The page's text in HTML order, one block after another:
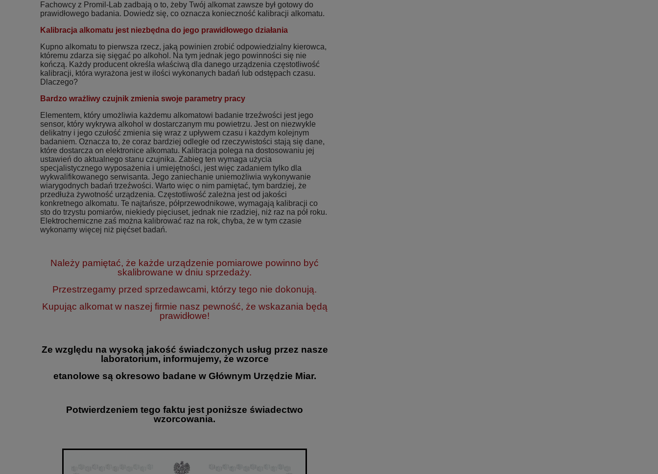
Fachowcy z Promil-Lab zadbają o to, żeby Twój alkomat zawsze był gotowy do
prawidłowego badania. Dowiedz się, co oznacza konieczność kalibracji alkomatu.
Kalibracja alkomatu jest niezbędna do jego prawidłowego działania
Kupno alkomatu to pierwsza rzecz, jaką powinien zrobić odpowiedzialny kierowca,
któremu zdarza się sięgać po alkohol. Na tym jednak jego powinności się nie
kończą. Każdy producent określa właściwą dla danego urządzenia częstotliwość
kalibracji, która wyrażona jest w ilości wykonanych badań lub odstępach czasu.
Dlaczego?
Bardzo wrażliwy czujnik zmienia swoje parametry pracy
Elementem, który umożliwia każdemu alkomatowi badanie trzeźwości jest jego
sensor, który wykrywa alkohol w dostarczanym mu powietrzu. Jest on niezwykle
delikatny i jego czułość zmienia się wraz z upływem czasu i każdym kolejnym
badaniem. Oznacza to, że coraz bardziej odległe od rzeczywistości stają się dane,
które dostarcza on elektronice alkomatu. Kalibracja polega na dostosowaniu jej
ustawień do aktualnego stanu czujnika. Zabieg ten wymaga użycia
specjalistycznego wyposażenia i umiejętności, jest więc zadaniem tylko dla
wykwalifikowanego serwisanta. Jego zaniechanie uniemożliwia wykonywanie
wiarygodnych badań trzeźwości. Warto więc o nim pamiętać, tym bardziej, że
przedłuża żywotność urządzenia. Częstotliwość zależna jest od jakości
konkretnego alkomatu. Te najtańsze, półprzewodnikowe, wymagają kalibracji co
sto do trzystu pomiarów, niekiedy pięciuset, jednak nie rzadziej, niż raz na pół roku.
Elektrochemiczne zaś można kalibrować raz na rok, chyba, że w tym czasie
wykonamy więcej niż pięćset badań.
Należy pamiętać, że każde urządzenie pomiarowe powinno być
skalibrowane w dniu sprzedaży.
Przestrzegamy przed sprzedawcami, którzy tego nie dokonują.
Kupując alkomat w naszej firmie nasz pewność, że wskazania będą
prawidłowe!
Ze względu na wysoką jakość świadczonych usług przez nasze
laboratorium, informujemy, że wzorce
etanolowe są okresowo badane w Głównym Urzędzie Miar.
Potwierdzeniem tego faktu jest poniższe świadectwo
wzorcowania.